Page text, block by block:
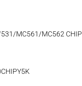
MC561/MC562 CHIP